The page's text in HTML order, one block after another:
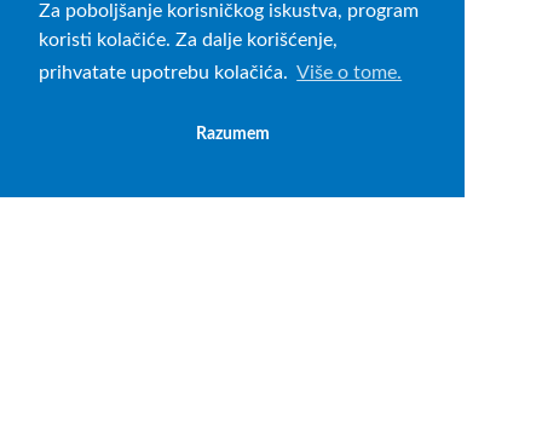
Za poboljšanje korisničkog iskustva, program
koristi kolačiće. Za dalje korišćenje,
prihvatate upotrebu kolačića. Više o tome.
Razumem